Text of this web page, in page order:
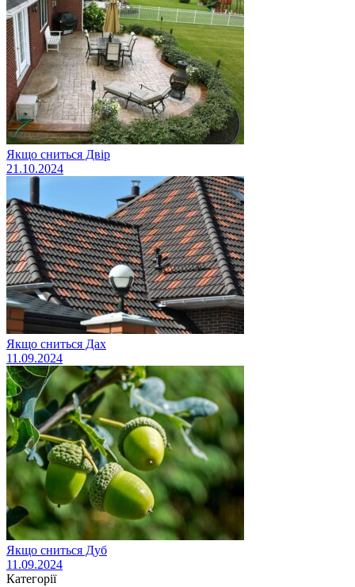
Якщо сниться Двір
21.10.2024
Якщо сниться Дах
11.09.2024
Якщо сниться Дуб
11.09.2024
Категорії